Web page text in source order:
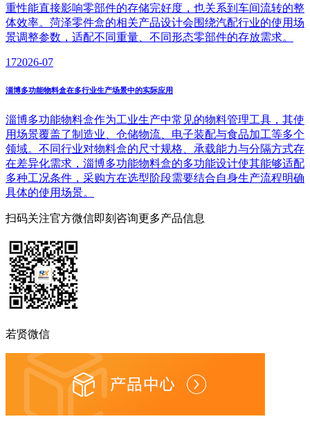
重性能直接影响零部件的存储完好度，也关系到车间流转的整
体效率。菏泽零件盒的相关产品设计会围绕汽配行业的使用场
景调整参数，适配不同重量、不同形态零部件的存放需求。
172026-07
淄博多功能物料盒在多行业生产场景中的实际应用
淄博多功能物料盒作为工业生产中常见的物料管理工具，其使
用场景覆盖了制造业、仓储物流、电子装配与食品加工等多个
领域。不同行业对物料盒的尺寸规格、承载能力与分隔方式存
在差异化需求，淄博多功能物料盒的多功能设计使其能够适配
多种工况条件，采购方在选型阶段需要结合自身生产流程明确
具体的使用场景。
扫码关注官方微信即刻咨询更多产品信息
若贤微信